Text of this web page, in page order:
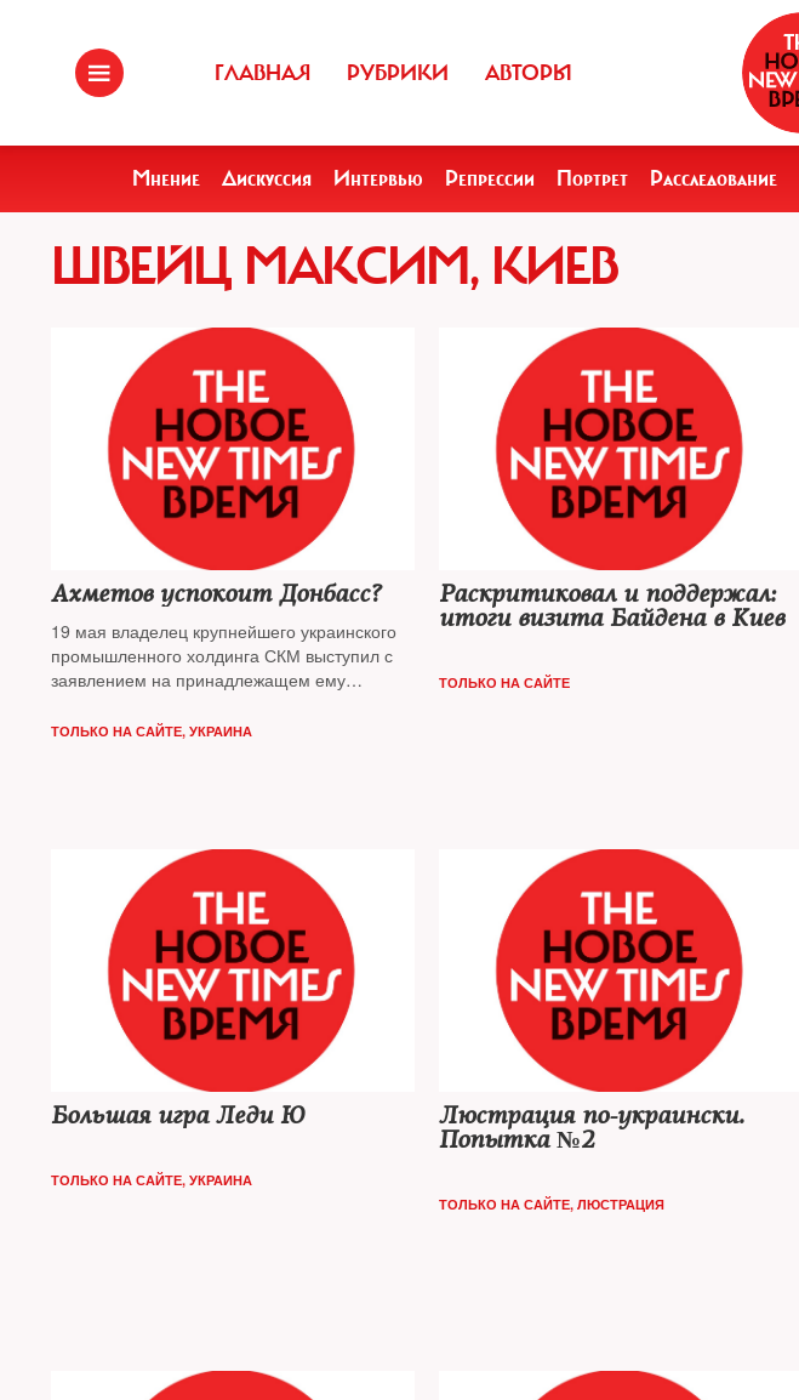
ГЛАВНАЯ РУБРИКИ АВТОРЫ
Мнение Дискуссия Интервью Репрессии Портрет Расследование
ШВЕЙЦ МАКСИМ, КИЕВ
Ахметов успокоит Донбасс?
19 мая владелец крупнейшего украинского
промышленного холдинга СКМ выступил с
заявлением на принадлежащем ему
ТОЛЬКО НА САЙТЕ, УКРАИНА
Раскритиковал и поддержал:
итоги визита Байдена в Киев
ТОЛЬКО НА САЙТЕ
Большая игра Леди Ю
ТОЛЬКО НА САЙТЕ, УКРАИНА
Люстрация по-украински.
Попытка №2
ТОЛЬКО НА САЙТЕ, ЛЮСТРАЦИЯ